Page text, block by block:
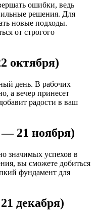
ошибки, ведь
решения. Для
новые подходы.
от строгого
октября)
день. В рабочих
а вечер принесет
радости в ваш
21 ноября)
значимых успехов в
вы сможете добиться
фундамент для
декабря)